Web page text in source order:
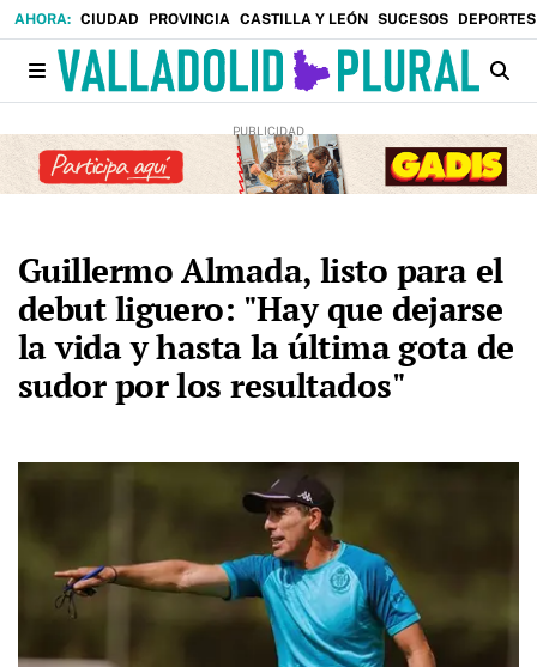
CIUDAD PROVINCIA CASTILLA Y LEÓN SUCESOS DEPORTES
Guillermo Almada, listo para el
debut liguero: "Hay que dejarse
la vida y hasta la última gota de
sudor por los resultados"